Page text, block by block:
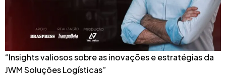
“Insights valiosos sobre as inovações e estratégias da
JWM Soluções Logísticas”